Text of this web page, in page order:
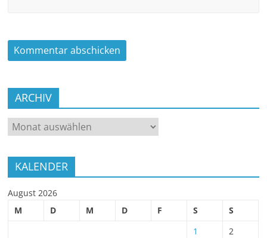
ARCHIV
ARCHIV
KALENDER
August 2026
M
D M D F S
S
1
2